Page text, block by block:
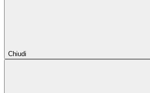
Chiudi